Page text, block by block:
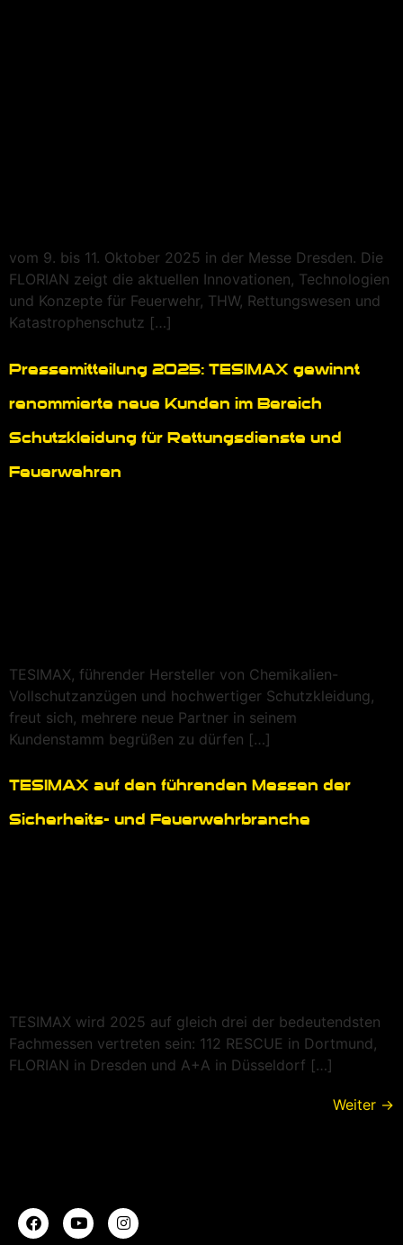
vom 9. bis 11. Oktober 2025 in der Messe Dresden. Die
FLORIAN zeigt die aktuellen Innovationen, Technologien
und Konzepte für Feuerwehr, THW, Rettungswesen und
Katastrophenschutz […]
Pressemitteilung 2025: TESIMAX gewinnt
renommierte neue Kunden im Bereich
Schutzkleidung für Rettungsdienste und
Feuerwehren
TESIMAX, führender Hersteller von Chemikalien-
Vollschutzanzügen und hochwertiger Schutzkleidung,
freut sich, mehrere neue Partner in seinem
Kundenstamm begrüßen zu dürfen […]
TESIMAX auf den führenden Messen der
Sicherheits- und Feuerwehrbranche
TESIMAX wird 2025 auf gleich drei der bedeutendsten
Fachmessen vertreten sein: 112 RESCUE in Dortmund,
FLORIAN in Dresden und A+A in Düsseldorf […]
Weiter →